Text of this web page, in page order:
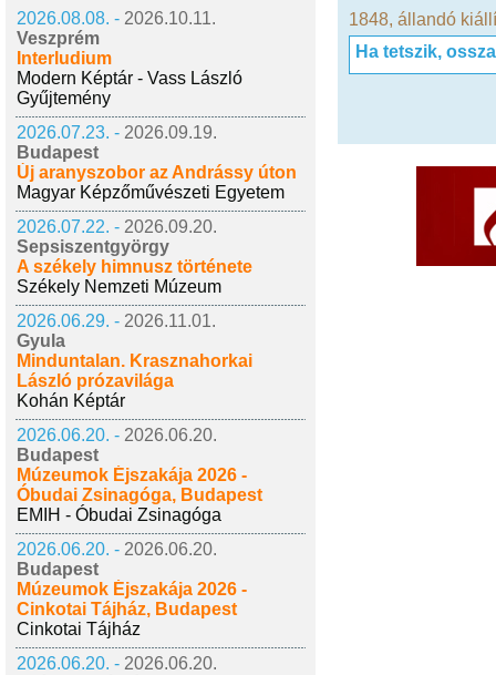
2026.08.08. - 2026.10.11.
Veszprém
Interludium
Modern Képtár - Vass László
Gyűjtemény
2026.07.23. - 2026.09.19.
Budapest
Új aranyszobor az Andrássy úton
Magyar Képzőművészeti Egyetem
2026.07.22. - 2026.09.20.
Sepsiszentgyörgy
A székely himnusz története
Székely Nemzeti Múzeum
2026.06.29. - 2026.11.01.
Gyula
Minduntalan. Krasznahorkai
László prózavilága
Kohán Képtár
2026.06.20. - 2026.06.20.
Budapest
Múzeumok Éjszakája 2026 -
Óbudai Zsinagóga, Budapest
EMIH - Óbudai Zsinagóga
2026.06.20. - 2026.06.20.
Budapest
Múzeumok Éjszakája 2026 -
Cinkotai Tájház, Budapest
Cinkotai Tájház
2026.06.20. - 2026.06.20.
1848, állandó
Ha tetszik,